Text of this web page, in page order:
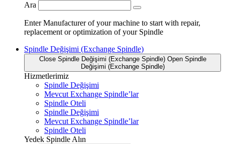
Ara
Enter Manufacturer of your machine to start with repair,
replacement or optimization of your Spindle
Spindle Değişimi (Exchange Spindle)
Close Spindle Değişimi (Exchange Spindle) Open Spindle
Değişimi (Exchange Spindle)
Hizmetlerimiz
Spindle Değişimi
Mevcut Exchange Spindle’lar
Spindle Oteli
Spindle Değişimi
Mevcut Exchange Spindle’lar
Spindle Oteli
Yedek Spindle Alın